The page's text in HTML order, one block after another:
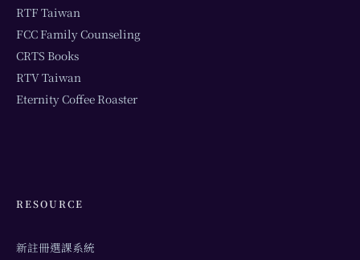
RTF Taiwan
FCC Family Counseling
CRTS Books
RTV Taiwan
Eternity Coffee Roaster
RESOURCE
新註冊選課系統